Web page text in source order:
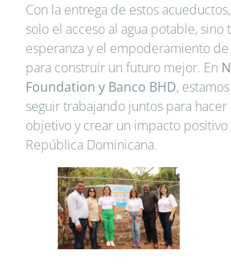
Con la entrega de estos
solo el acceso al agua potable, sino
esperanza y el empoderamiento
para construir un futuro mejor. En
Foundation y Banco BHD,
seguir trabajando juntos para
objetivo y crear un impacto
República Dominicana.